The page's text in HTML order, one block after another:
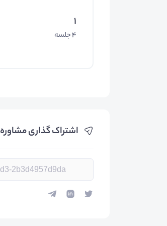
1
4 جلسه
اشتراک گذاری مشاوره